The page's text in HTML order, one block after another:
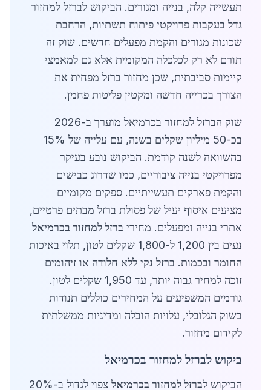
תעשייה קלה, בנייה ומגורים. הביקוש לברזל למחזור
גדל בעקבות פרויקטי פיתוח תשתיות, הרחבת
שכונות מגורים והקמת מפעלים חדשים. שוק זה
תורם לא רק לכלכלה המקומית אלא גם למאמצי
קיימות סביבתית, שכן מחזור ברזל מפחית את
הצורך בכרייה חדשה ומקטין פליטות פחמן.
שוק הברזל למחזור בכרמיאל מוערך ב-2026
בכ-50 מיליון שקלים בשנה, עם עלייה של 15%
בהשוואה לשנה קודמת. הביקוש נובע בעיקר
מפרויקטי בנייה ציבוריים, כמו שדרוג כבישים
והקמת פארקים תעשייתיים. ספקים מקומיים
מציעים איסוף יעיל של פסולת ברזל מבתים פרטיים,
אתרי בנייה ומפעלים. מחירי ברזל למחזור בכרמיאל
נעים בין 1,200 ל-1,800 שקלים לטון, תלוי באיכות
החומר ובכמות. ברזל נקי ללא חלודה או זיהומים
זוכה למחיר גבוה יותר, עד 1,950 שקלים לטון.
גורמים המשפיעים על המחירים כוללים תנודות
בשוק הגלובלי, עלויות הובלה ומדיניות ממשלתית
לקידום מחזור.
ביקוש לברזל למחזור בכרמיאל
הביקוש לברזל למחזור בכרמיאל צפוי לגדול ב-20%